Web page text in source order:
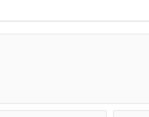
olarak katılmasını istediğini,